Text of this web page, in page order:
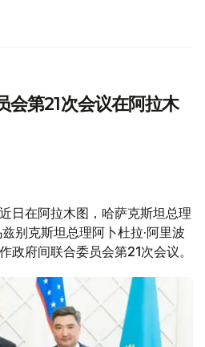
会第21次会议在阿拉木
日在阿拉木图，哈萨克斯坦总理
别克斯坦总理阿卜杜拉·阿里波
政府间联合委员会第21次会议。